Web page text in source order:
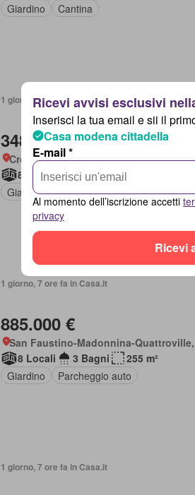
Giardino
Cantina
1 giorno, 7 ore fa in Casa.it
348.000 €
Crocetta-San Lazzaro-Modena Est,
8 Locali
3 Bagni
250 m²
Giardino
1 giorno, 7 ore fa in Casa.it
885.000 €
San Faustino-Madonnina-
8 Locali
3 Bagni
255 m²
Giardino
Parcheggio auto
1 giorno, 7 ore fa in Casa.it
Inserisci la tua email e sii il
Casa modena cittadella
E-mail *
Al momento dell’iscrizione accetti
privacy
Ricevi